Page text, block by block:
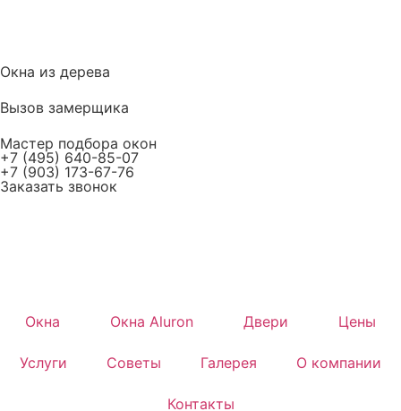
Окна из дерева
Вызов замерщика
Мастер подбора окон
+7 (495) 640-85-07
+7 (903) 173-67-76
Заказать звонок
Окна Окна Aluron Двери Цены
Услуги Советы Галерея О компании
Контакты